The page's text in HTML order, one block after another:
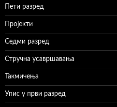
Пети разред
Пројекти
Седми разред
Стручна усавршавања
Такмичења
Упис у први разред